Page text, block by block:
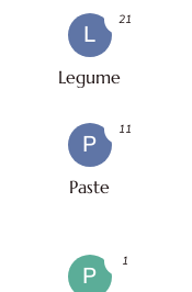
L
Legume
21
P
Paste
11
P
1